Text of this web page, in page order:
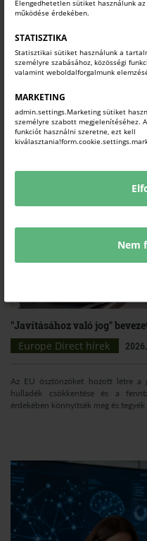
Elengedhetetlen sütiket használunk
működése érdekében.
STATISZTIKA
Statisztikai sütiket használunk a
személyre szabásához, közösségi
valamint weboldalforgalmunk
MARKETING
admin.settings.Marketing sütiket
személyre szabott megjelenítéséhez.
funkciót használni szeretne, ezt kell
Nem
https://
KAPCSOLÓDÓ TARTALMAK
TUDJON MEG TÖBBET.
"Javításához való jog"
Europe Direct hírek
Az EU ösztönzőket hozott létre a
hulladék csökkentése és a
érdekében könnyítsék meg és